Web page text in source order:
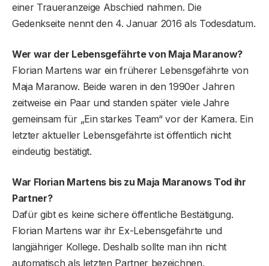
einer Traueranzeige Abschied nahmen. Die
Gedenkseite nennt den 4. Januar 2016 als Todesdatum.
Wer war der Lebensgefährte von Maja Maranow?
Florian Martens war ein früherer Lebensgefährte von
Maja Maranow. Beide waren in den 1990er Jahren
zeitweise ein Paar und standen später viele Jahre
gemeinsam für „Ein starkes Team“ vor der Kamera. Ein
letzter aktueller Lebensgefährte ist öffentlich nicht
eindeutig bestätigt.
War Florian Martens bis zu Maja Maranows Tod ihr
Partner?
Dafür gibt es keine sichere öffentliche Bestätigung.
Florian Martens war ihr Ex-Lebensgefährte und
langjähriger Kollege. Deshalb sollte man ihn nicht
automatisch als letzten Partner bezeichnen.